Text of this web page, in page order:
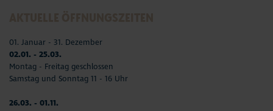
01. Januar - 31. Dezember
02.01. - 25.03.
Montag - Freitag geschlossen
Samstag und Sonntag 11 - 16 Uhr
26.03. - 01.11.